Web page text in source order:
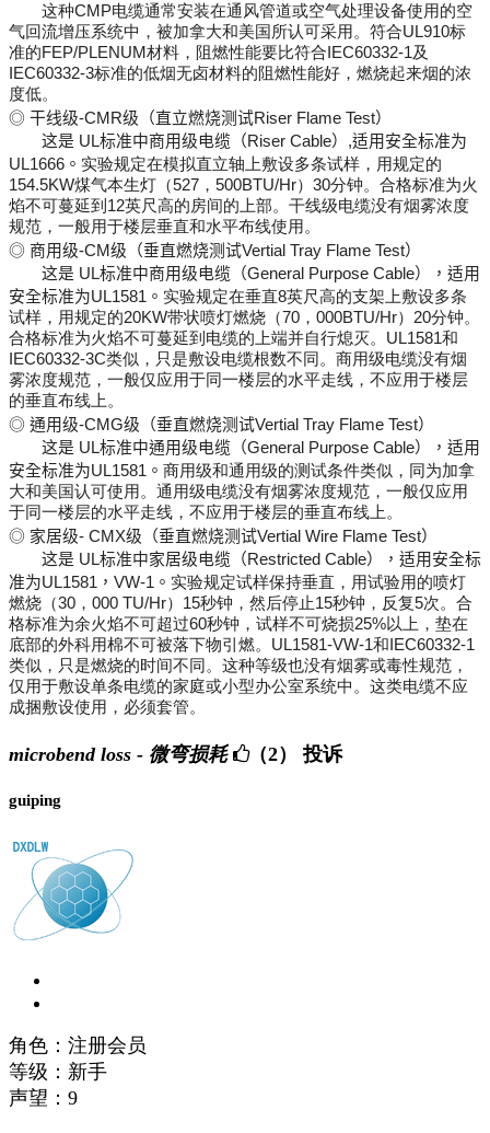
这种CMP电缆通常安装在通风管道或空气处理设备使用的空
气回流增压系统中，被加拿大和美国所认可采用。符合UL910标
准的FEP/PLENUM材料，阻燃性能要比符合 IEC60332-1及
IEC60332-3标准的低烟无卤材料的阻燃性能好，燃烧起来烟的浓
度低。
◎ 干线级-CMR级（直立燃烧测试Riser Flame Test）
这是 UL标准中商用级电缆（ Riser Cable） ,适用安全标准为
UL1666 。 实验规定在模拟直立轴上敷设多条试样，用规定的
154.5KW煤气本生灯（527 ， 500BTU/Hr） 30分钟。合格标准为火
焰不可蔓延到 12英尺高的房间的上部。干线级电缆没有烟雾浓度
规范，一般用于楼层垂直和水平布线使用。
◎ 商用级-CM级（垂直燃烧测试Vertial Tray Flame Test）
这是 UL标准中商用级电缆（General Purpose Cable），适用
安全标准为UL1581 。 实验规定在垂直8英尺高的支架上敷设多条
试样，用规定的20KW带状喷灯燃烧（70 ， 000BTU/Hr） 20分钟。
合格标准为火焰不可蔓延到电缆的上端并自行熄灭。 UL1581和
IEC60332-3C类似，只是敷设电缆根数不同。商用级电缆没有烟
雾浓度规范，一般仅应用于同一楼层的水平走线，不应用于楼层
的垂直布线上。
◎ 通用级-CMG级（垂直燃烧测试Vertial Tray Flame Test）
这是 UL标准中通用级电缆（General Purpose Cable），适用
安全标准为UL1581 。 商用级和通用级的测试条件类似，同为加拿
大和美国认可使用。通用级电缆没有烟雾浓度规范，一般仅应用
于同一楼层的水平走线，不应用于楼层的垂直布线上。
◎ 家居级- CMX级（垂直燃烧测试Vertial Wire Flame Test）
这是 UL标准中家居级电缆（ Restricted Cable），适用安全标
准为UL1581 ， VW-1 。 实验规定试样保持垂直，用试验用的喷灯
燃烧（30 ， 000 TU/Hr） 15秒钟，然后停止15秒钟，反复5次。合
格标准为余火焰不可超过60秒钟，试样不可烧损25%以上，垫在
底部的外科用棉不可被落下物引燃。 UL1581-VW-1和 IEC60332-1
类似，只是燃烧的时间不同。这种等级也没有烟雾或毒性规范，
仅用于敷设单条电缆的家庭或小型办公室系统中。这类电缆不应
成捆敷设使用，必须套管。
microbend loss - 微弯损耗 （2） 投诉
guiping
角色：注册会员
等级：新手
声望： 9